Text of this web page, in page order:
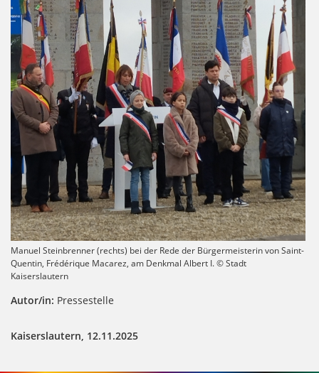
Manuel Steinbrenner (rechts) bei der Rede der Bürgermeisterin von Saint-
Quentin, Frédérique Macarez, am Denkmal Albert I. © Stadt
Kaiserslautern
Autor/in: Pressestelle
Kaiserslautern, 12.11.2025